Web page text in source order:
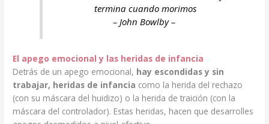
termina cuando morimos
– John Bowlby –
El apego emocional y las heridas de infancia
Detrás de un apego emocional, hay escondidas y sin
trabajar, heridas de infancia como la herida del rechazo
(con su máscara del huidizo) o la herida de traición (con la
máscara del controlador). Estas heridas, hacen que desarrolles